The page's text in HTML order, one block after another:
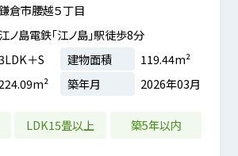
倉市腰越５丁目
江ノ島電鉄「江ノ島」駅徒歩8分
＋S 建物面積
119.44m²
築年月 2026年03月
LDK15畳以上 築5年以内